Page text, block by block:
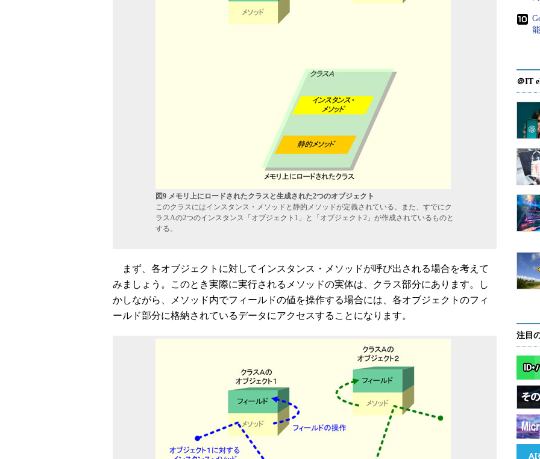
図9 メモリ上にロードされたクラスと生成された2つのオブジェクト
このクラスにはインスタンス・メソッドと静的メソッドが定義されている。また、すでにク
ラスAの2つのインスタンス「オブジェクト1」と「オブジェクト2」が作成されているものと
する。
まず、各オブジェクトに対してインスタンス・メソッドが呼び出される場合を考えて
みましょう。このとき実際に実行されるメソッドの実体は、クラス部分にあります。し
かしながら、メソッド内でフィールドの値を操作する場合には、各オブジェクトのフィ
ールド部分に格納されているデータにアクセスすることになります。
＠IT
注目